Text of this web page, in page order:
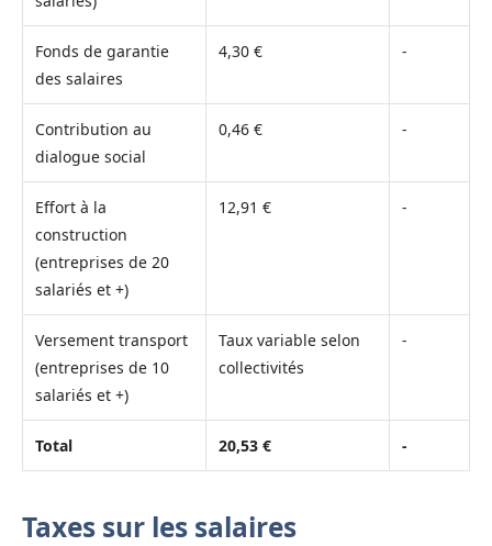
Fonds de garantie
des salaires
4,30 € -
Contribution au
dialogue social
0,46 € -
Effort à la
construction
(entreprises de 20
salariés et +)
12,91 € -
Versement transport
(entreprises de 10
salariés et +)
Taux variable selon
collectivités
-
Total 20,53 € -
Taxes sur les salaires